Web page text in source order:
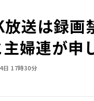
放送は録
婦連が申
日 17時30分